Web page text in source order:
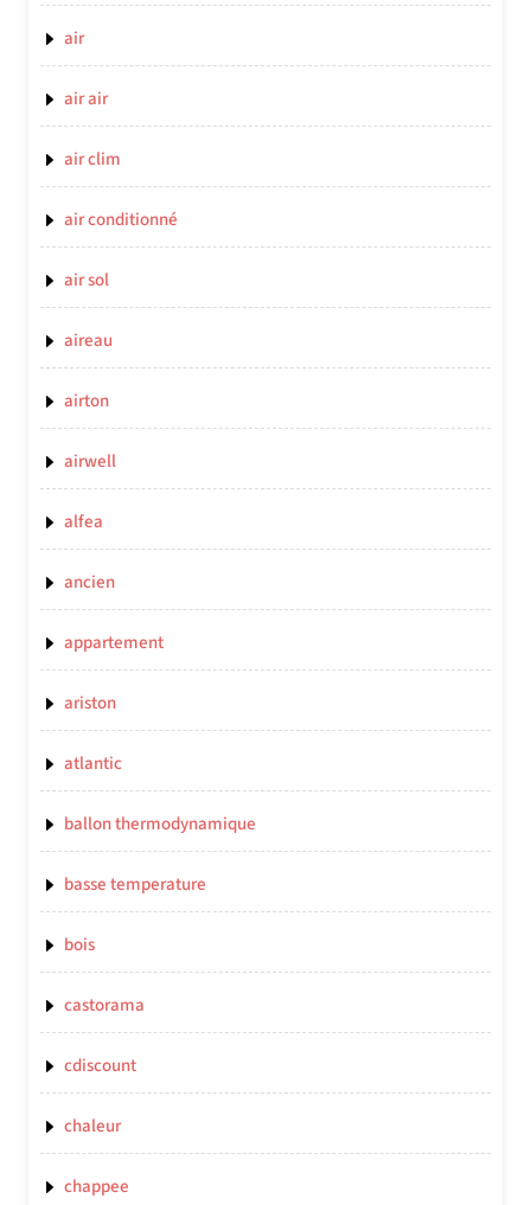
air
air air
air clim
air conditionné
air sol
aireau
airton
airwell
alfea
ancien
appartement
ariston
atlantic
ballon thermodynamique
basse temperature
bois
castorama
cdiscount
chaleur
chappee